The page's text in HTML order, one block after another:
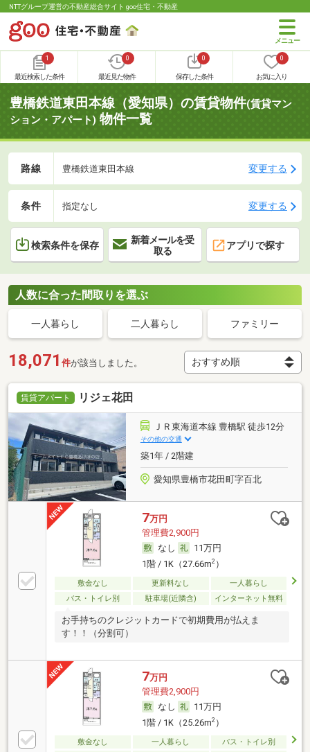
NTTグループ運営の不動産総合サイト goo住宅・不動産
1
最近検索した条件
0
最近見た物件
0
保存した条件
0
お気に入り
豊橋鉄道東田本線（愛知県）の賃貸物件(賃貸マン
ション・アパート) 物件一覧
路線 豊橋鉄道東田本線 変更する
条件 指定なし 変更する
検索条件を保存
新着メールを受
取る
アプリで探す
人数に合った間取りを選ぶ
一人暮らし 二人暮らし ファミリー
18,071 件が該当しました。
賃貸アパート リジェ花田
ＪＲ東海道本線 豊橋駅 徒歩12分
その他の交通
築1年 / 2階建
愛知県豊橋市花田町字百北
7万円
管理費2,900円
なし
11万円
1階 / 1K（27.66m2）
敷金なし 更新料なし
一人暮らし
バス・トイレ別
駐車場(近隣含) インターネット無料
お手持ちのクレジットカードで初期費用が払えま
す！！（分割可）
7万円
管理費2,900円
なし
11万円
1階 / 1K（25.26m2）
敷金なし 一人暮らし
バス・トイレ別